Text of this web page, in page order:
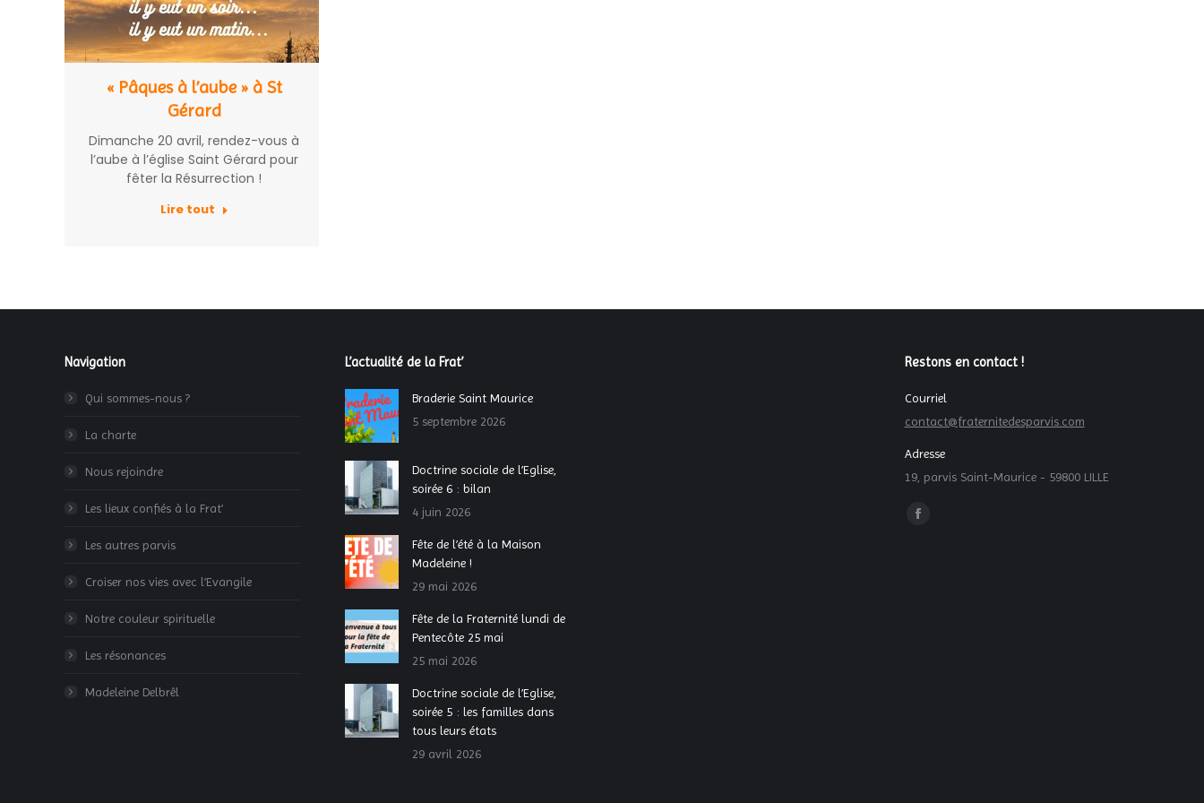
« Pâques à l’aube » à St
Gérard
Dimanche 20 avril, rendez-vous à
l’aube à l’église Saint Gérard pour
fêter la Résurrection !
Lire tout
Navigation
Qui sommes-nous ?
La charte
Nous rejoindre
Les lieux confiés à la Frat’
Les autres parvis
Croiser nos vies avec l’Evangile
Notre couleur spirituelle
Les résonances
Madeleine Delbrêl
L’actualité de la Frat’
Braderie Saint Maurice
5 septembre 2026
Doctrine sociale de l’Eglise,
soirée 6 : bilan
4 juin 2026
Fête de l’été à la Maison
Madeleine !
29 mai 2026
Fête de la Fraternité lundi de
Pentecôte 25 mai
25 mai 2026
Doctrine sociale de l’Eglise,
soirée 5 : les familles dans
tous leurs états
29 avril 2026
Restons en contact !
Courriel
contact@fraternitedesparvis.com
Adresse
19, parvis Saint-Maurice - 59800 LILLE
Trouvez nous sur :
La